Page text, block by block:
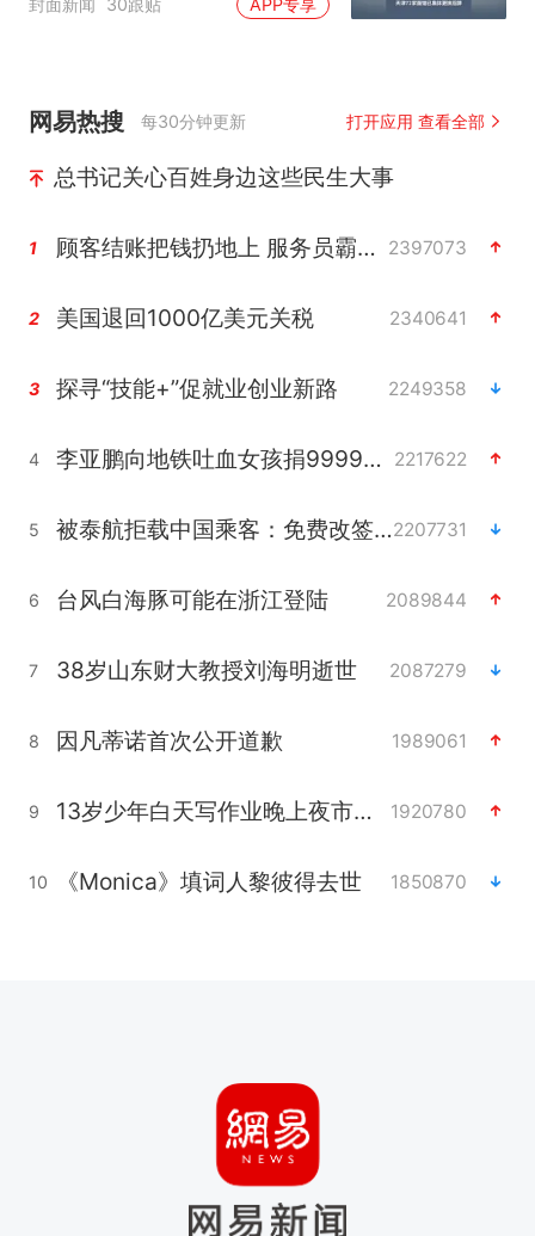
海人开的，天津72家面馆
30跟贴 APP专享
网易热搜 每30分钟更新 打开应用 查看全部
总书记关心百姓身边这些民生大事
1 顾客结账把钱扔地上 服务员霸气扔回 2397073
2 美国退回1000亿美元关税 2340641
3 探寻“技能+”促就业创业新路 2249358
4 李亚鹏向地铁吐血女孩捐99999元 2217622
5 被泰航拒载中国乘客：免费改签没兑现2207731
6 台风白海豚可能在浙江登陆 2089844
7 38岁山东财大教授刘海明逝世 2087279
8 因凡蒂诺首次公开道歉 1989061
9 13岁少年白天写作业晚上夜市炒粉 1920780
10 《Monica》填词人黎彼得去世 1850870